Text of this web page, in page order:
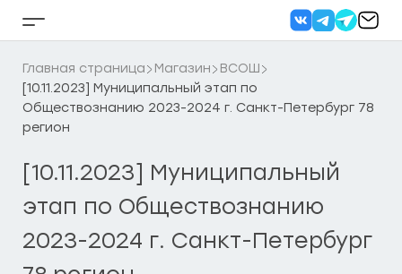
Кнопка
бокового
меню
Главная страница Магазин
ВСОШ
[10.11.2023] Муниципальный этап по
Обществознанию 2023-2024 г. Санкт-Петербург 78
регион
[10.11.2023] Муниципальный
этап по Обществознанию
2023-2024 г. Санкт-Петербург